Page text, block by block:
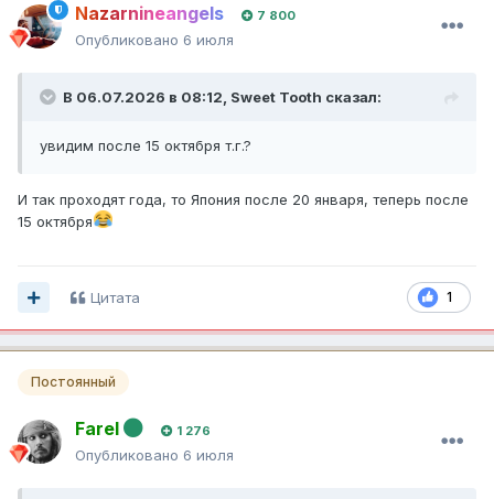
Nazarnineangels 7 800
Опубликовано 6 июля
В 06.07.2026 в 08:12, Sweet Tooth сказал:
увидим после 15 октября т.г.?
И так проходят года, то Япония после 20 января, теперь после
15 октября
1
Цитата
Постоянный
Farel 1 276
Опубликовано 6 июля